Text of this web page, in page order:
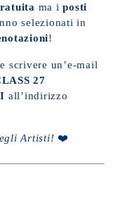
ma iposti
selezionati in
!
scrivere un’e-mail
27
all’indirizzo
Artisti! ❤️